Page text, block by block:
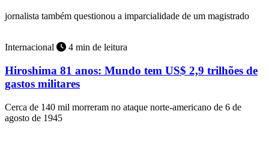
jornalista também questionou a imparcialidade de um magistrado
Internacional 4 min de leitura
Hiroshima 81 anos: Mundo tem US$ 2,9 trilhões de
gastos militares
Cerca de 140 mil morreram no ataque norte-americano de 6 de
agosto de 1945